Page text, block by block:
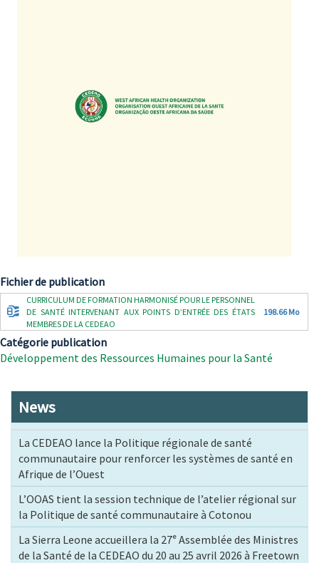
Fichier de publication
DocumentCURRICULUM DE FORMATION HARMONISÉ POUR LE PERSONNEL
DE SANTÉ INTERVENANT AUX POINTS D’ENTRÉE DES ÉTATS
MEMBRES DE LA CEDEAO
198.66 Mo
Catégorie publication
Développement des Ressources Humaines pour la Santé
News
La CEDEAO lance la Politique régionale de santé
communautaire pour renforcer les systèmes de santé en
Afrique de l’Ouest
L’OOAS tient la session technique de l’atelier régional sur
la Politique de santé communautaire à Cotonou
La Sierra Leone accueillera la 27ᵉ Assemblée des Ministres
de la Santé de la CEDEAO du 20 au 25 avril 2026 à Freetown